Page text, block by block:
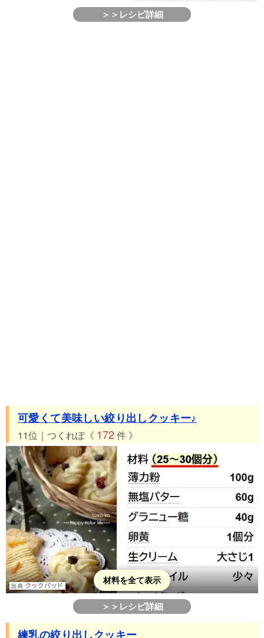
＞＞レシピ詳細
可愛くて美味しい絞り出しクッキー♪
11位｜つくれぽ《 172 件 》
材料を全て表示
＞＞レシピ詳細
練乳の絞り出しクッキー